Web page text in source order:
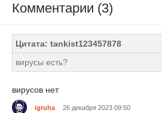
Комментарии (3)
Цитата: tankist123457878
вирусы есть?
вирусов нет
igruha 26 декабря 2023 09:50